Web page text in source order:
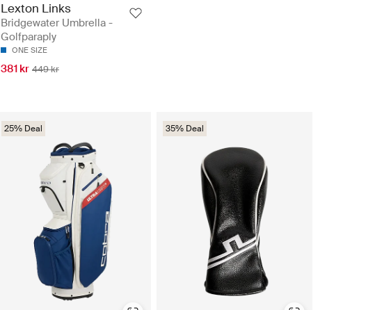
Lexton Links
Bridgewater Umbrella -
Golfparaply
ONE SIZE
381 kr 449 kr
25% Deal 35% Deal